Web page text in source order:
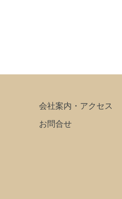
会社案内・アクセス
お問合せ